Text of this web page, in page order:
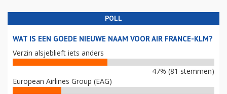
POLL
WAT IS EEN GOEDE NIEUWE NAAM VOOR AIR FRANCE-KLM?
Verzin alsjeblieft iets anders
47% (81 stemmen)
European Airlines Group (EAG)